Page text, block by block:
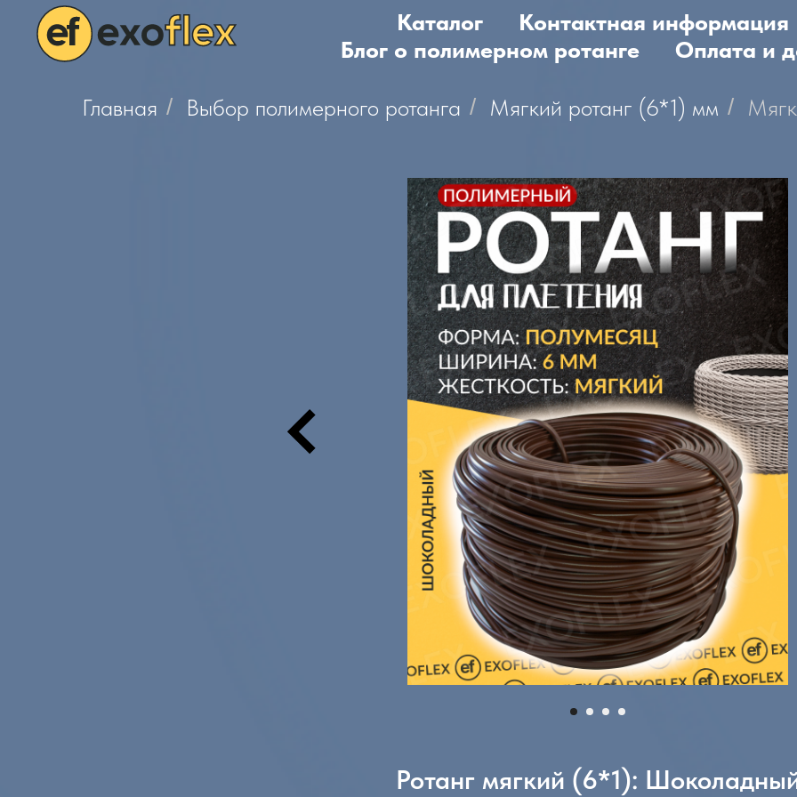
Каталог
Контактная информация
Блог о полимерном ротанге
Оплата и
Главная / Выбор полимерного ротанга / Мягкий ротанг (6*1) мм /
Ротанг мягкий (6*1):